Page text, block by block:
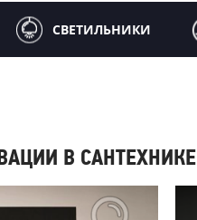
СВЕТИЛЬНИКИ
В САНТЕХНИКЕ